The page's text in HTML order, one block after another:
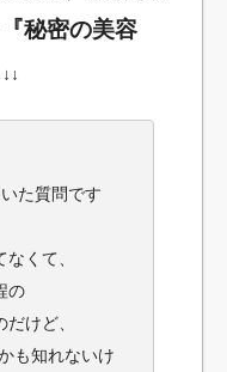
『秘密の美容
た質問です
くて、
の
けど、
も知れないけ